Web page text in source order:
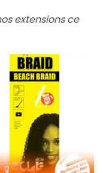
extensions ce